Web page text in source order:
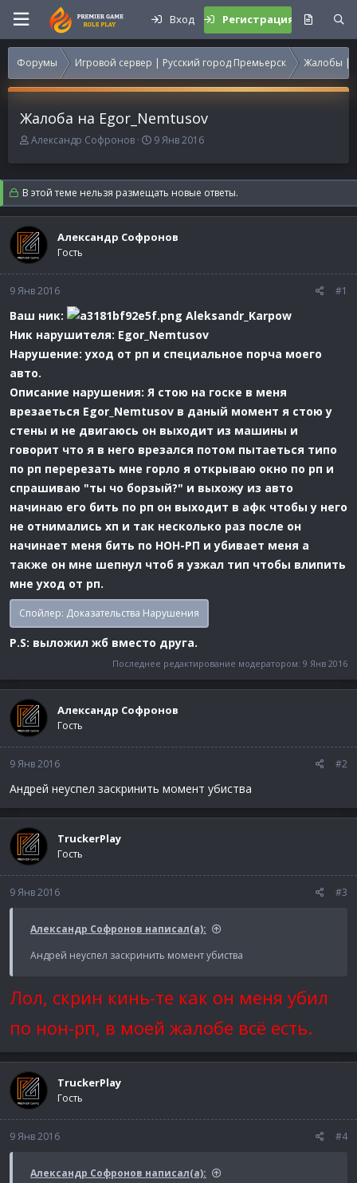
Вход Регистрация
Форумы Игровой сервер | Русский город Премьерск Жалобы |
Жалоба на Egor_Nemtusov
А
т
о
р
т
е
м
ы
Александр Cофронов
Д
т
а
н
а
а
9 Янв 2016
В этой теме нельзя размещать новые ответы.
Александр Cофронов
Гость
9 Янв 2016 #1
Ваш ник:
Aleksandr_Karpow
Ник нарушителя: Egor_Nemtusov
Нарушение: уход от рп и специальное порча моего
авто.
Описание нарушения: Я стою на госке в меня
врезаеться Egor_Nemtusov в даный момент я стою у
стены и не двигаюсь он выходит из машины и
говорит что я в него врезался потом пытаеться типо
по рп перерезать мне горло я открываю окно по рп и
спрашиваю "ты чо борзый?" и выхожу из авто
начинаю его бить по рп он выходит в афк чтобы у него
не отнимались хп и так несколько раз после он
начинает меня бить по НОН-РП и убивает меня а
также он мне шепнул чтоб я узжал тип чтобы влипить
мне уход от рп.
Спойлер: Доказательства Нарушения
P.S: выложил жб вместо друга.
Последнее редактирование модератором: 9 Янв 2016
Александр Cофронов
Гость
9 Янв 2016 #2
Андрей неуспел заскринить момент убиства
TruckerPlay
Гость
9 Янв 2016 #3
Александр Cофронов написал(а):
Андрей неуспел заскринить момент убиства
Лол, скрин кинь-те как он меня убил
по нон-рп, в моей жалобе всё есть.
TruckerPlay
Гость
9 Янв 2016 #4
Александр Cофронов написал(а):